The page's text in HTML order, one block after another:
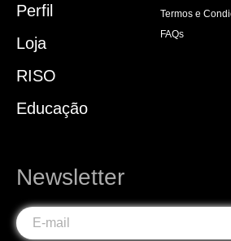
Perfil
Loja
RISO
Educação
Termos e
FAQs
Newsletter